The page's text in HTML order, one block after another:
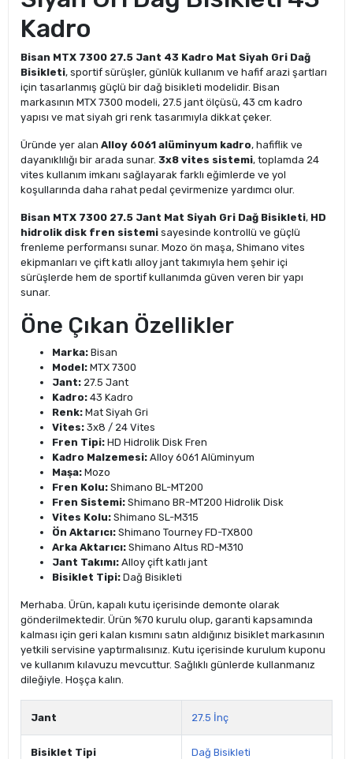
Kadro
Bisan MTX 7300 27.5 Jant 43 Kadro Mat Siyah Gri Dağ
Bisikleti, sportif sürüşler, günlük kullanım ve hafif arazi şartları
için tasarlanmış güçlü bir dağ bisikleti modelidir. Bisan
markasının MTX 7300 modeli, 27.5 jant ölçüsü, 43 cm kadro
yapısı ve mat siyah gri renk tasarımıyla dikkat çeker.
Üründe yer alan Alloy 6061 alüminyum kadro, hafiflik ve
dayanıklılığı bir arada sunar. 3x8 vites sistemi, toplamda 24
vites kullanım imkanı sağlayarak farklı eğimlerde ve yol
koşullarında daha rahat pedal çevirmenize yardımcı olur.
Bisan MTX 7300 27.5 Jant Mat Siyah Gri Dağ Bisikleti, HD
hidrolik disk fren sistemi sayesinde kontrollü ve güçlü
frenleme performansı sunar. Mozo ön maşa, Shimano vites
ekipmanları ve çift katlı alloy jant takımıyla hem şehir içi
sürüşlerde hem de sportif kullanımda güven veren bir yapı
sunar.
Öne Çıkan Özellikler
Marka: Bisan
Model: MTX 7300
Jant: 27.5 Jant
Kadro: 43 Kadro
Renk: Mat Siyah Gri
Vites: 3x8 / 24 Vites
Fren Tipi: HD Hidrolik Disk Fren
Kadro Malzemesi: Alloy 6061 Alüminyum
Maşa: Mozo
Fren Kolu: Shimano BL-MT200
Fren Sistemi: Shimano BR-MT200 Hidrolik Disk
Vites Kolu: Shimano SL-M315
Ön Aktarıcı: Shimano Tourney FD-TX800
Arka Aktarıcı: Shimano Altus RD-M310
Jant Takımı: Alloy çift katlı jant
Bisiklet Tipi: Dağ Bisikleti
Merhaba. Ürün, kapalı kutu içerisinde demonte olarak
gönderilmektedir. Ürün %70 kurulu olup, garanti kapsamında
kalması için geri kalan kısmını satın aldığınız bisiklet markasının
yetkili servisine yaptırmalısınız. Kutu içerisinde kurulum kuponu
ve kullanım kılavuzu mevcuttur. Sağlıklı günlerde kullanmanız
dileğiyle. Hoşça kalın.
Jant 27.5 İnç
Bisiklet Tipi Dağ Bisikleti